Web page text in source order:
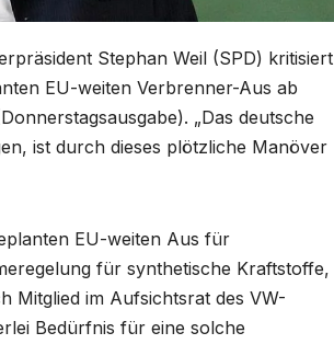
Stephan Weil (SPD) kritisiert
EU-weiten Verbrenner-Aus ab
„Das deutsche
ist durch dieses plötzliche Manöver
EU-weiten Aus für
für synthetische Kraftstoffe,
Mitglied im Aufsichtsrat des VW-
Bedürfnis für eine solche